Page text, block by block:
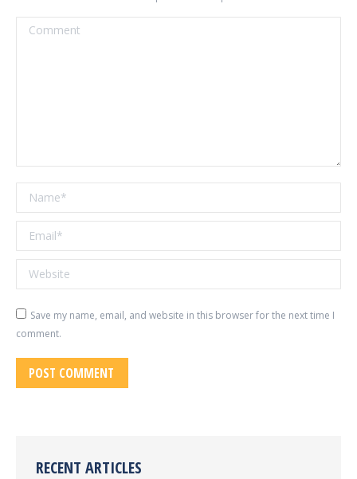
Comment
Name *
Email *
Website
Save my name, email, and website in this browser for the next time I
comment.
POST COMMENT
RECENT ARTICLES